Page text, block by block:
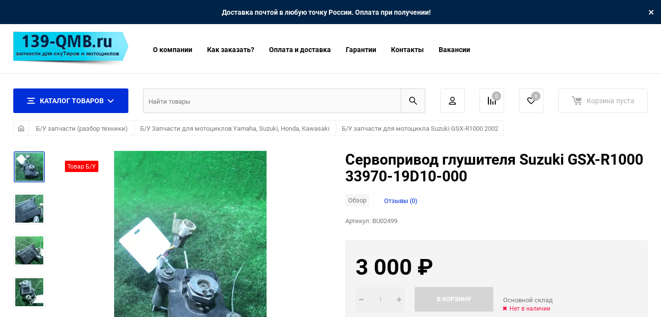
Доставка почтой в любую точку России. Оплата при получении!
О компании Как заказать? Оплата и доставка Гарантии Контакты Вакансии
КАТАЛОГ ТОВАРОВ 0 0 Корзина пуста
Б/У запчасти (разбор техники) Б/У Запчасти для мотоциклов Yamaha, Suzuki, Honda, Kawasaki Б/У запчасти для мотоцикла Suzuki GSX-R1000 2002
Товар Б/У
Сервопривод глушителя Suzuki GSX-R1000
33970-19D10-000
Обзор Отзывы (0)
Артикул: BU02499
3 000 ₽
В КОРЗИНУ Основной склад
Нет в наличии